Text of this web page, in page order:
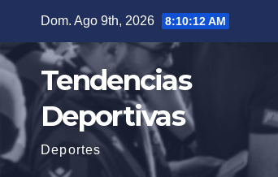
contenido
Dom. Ago 9th, 2026 8:10:14 AM
Tendencias
Deportivas
Deportes